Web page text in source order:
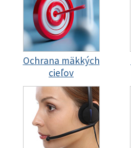
Ochrana mäkkých
cieľov